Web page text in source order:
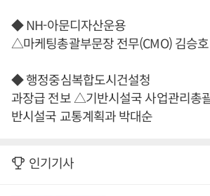
◆ NH-아문디자산운용
△마케팅총괄부문장 전무(CMO) 김승호
◆ 행정중심복합도시건설청
과장급 전보 △기반시설국 사업관리총
반시설국 교통계획과 박대순
인기기사